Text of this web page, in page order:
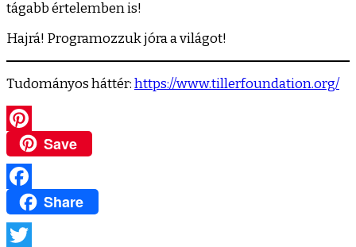
tágabb értelemben is!
Hajrá! Programozzuk jóra a világot!
Tudományos háttér:https://www.tillerfoundation.org/
Pinterest
Save
Facebook
Share